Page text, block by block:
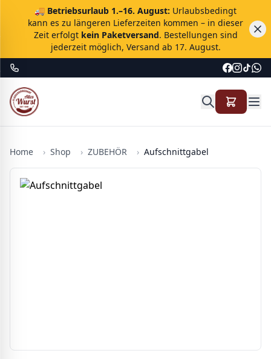
🚚 Betriebsurlaub 1.–16. August: Urlaubsbedingt
kann es zu längeren Lieferzeiten kommen – in dieser
Zeit erfolgt kein Paketversand. Bestellungen sind
jederzeit möglich, Versand ab 17. August.
Home › Shop › ZUBEHÖR › Aufschnittgabel